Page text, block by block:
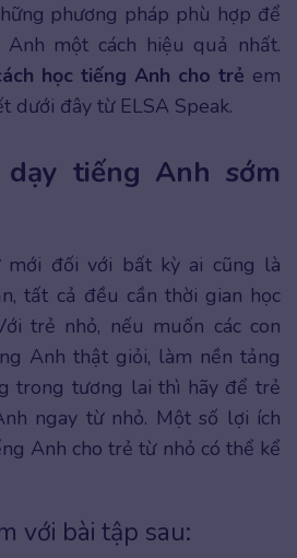
phương pháp phù hợp để
một cách hiệu quả nhất.
học tiếng Anh cho trẻ em
dưới đây từ ELSA Speak.
tiếng Anh sớm
mới đối với bất kỳ ai cũng là
tất cả đều cần thời gian học
trẻ nhỏ, nếu muốn các con
Anh thật giỏi, làm nền tảng
trong tương lai thì hãy để trẻ
ngay từ nhỏ. Một số lợi ích
Anh cho trẻ từ nhỏ có thể kể
với bài tập sau: